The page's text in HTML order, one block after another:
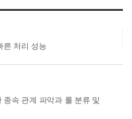
른 처리 성능
종속 관계 파악과 룰 분류 및